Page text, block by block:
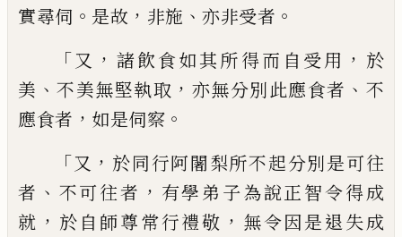
實尋伺 。 是故 ， 非施 、 亦非受者 。
「又 ， 諸飲食如其所得而自受用 ， 於
美 、不美無堅執取 ， 亦無分別此應食者 、 不
應食者 ， 如是伺察 。
「又 ， 於同行阿闍梨所不起分別是可往
者 、 不可往者 ， 有學弟子為說正智令得成
就 ， 於自師尊常行禮敬 ， 無令因是退失成